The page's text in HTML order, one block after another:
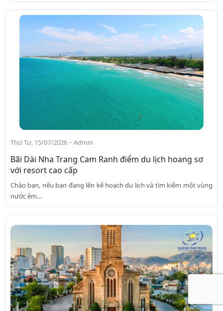
Thứ Tư, 15/07/2026 - Admin
Bãi Dài Nha Trang Cam Ranh điểm du lịch hoang sơ
với resort cao cấp
Chào bạn, nếu bạn đang lên kế hoạch du lịch và tìm kiếm một vùng
nước êm...